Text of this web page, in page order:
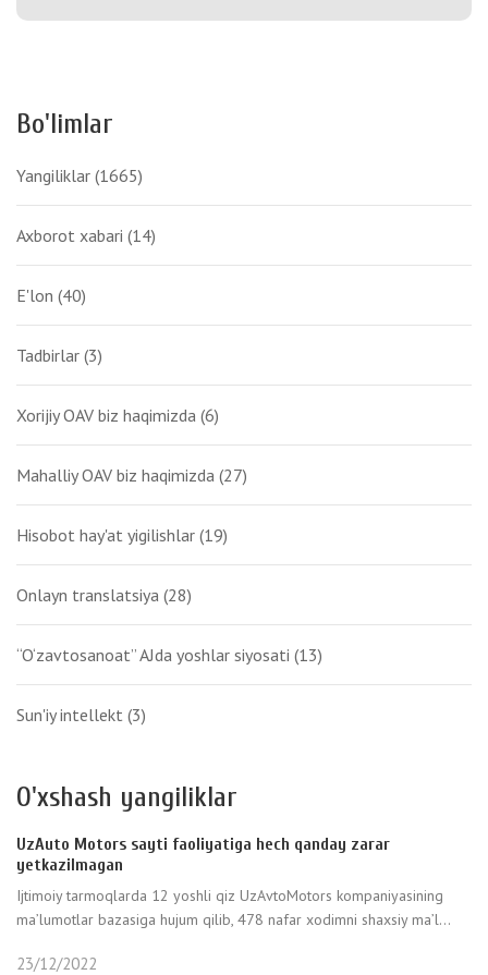
Bo'limlar
Yangiliklar (1665)
Axborot xabari (14)
E'lon (40)
Tadbirlar (3)
Xorijiy OAV biz haqimizda (6)
Mahalliy OAV biz haqimizda (27)
Hisobot hay'at yigilishlar (19)
Onlayn translatsiya (28)
“O‘zavtosanoat” AJda yoshlar siyosati (13)
Sun'iy intellekt (3)
O'xshash yangiliklar
UzAuto Motors sayti faoliyatiga hech qanday zarar
yetkazilmagan
Ijtimoiy tarmoqlarda 12 yoshli qiz UzAvtoMotors kompaniyasining
ma’lumotlar bazasiga hujum qilib, 478 nafar xodimni shaxsiy ma’l...
23/12/2022